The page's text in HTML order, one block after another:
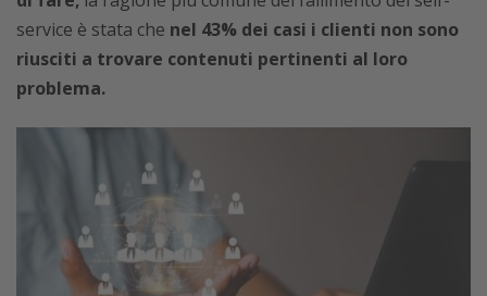
service è stata che nel 43% dei casi i clienti non sono
riusciti a trovare contenuti pertinenti al loro
problema.